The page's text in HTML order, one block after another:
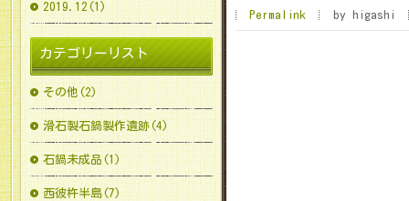
Permalink by higashi
2019.12(1)
カテゴリーリスト
その他(2)
滑石製石鍋製作遺跡(4)
石鍋未成品(1)
西彼杵半島(7)